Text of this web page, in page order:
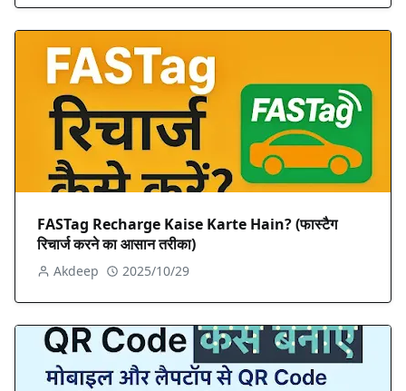
FASTag Recharge Kaise Karte Hain? (फास्टैग
रिचार्ज करने का आसान तरीका)
Akdeep 2025/10/29